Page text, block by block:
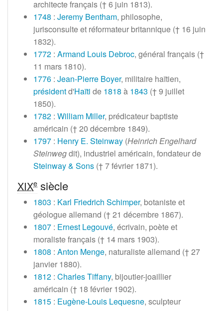
architecte français (†6 juin 1813).
1748 : Jeremy Bentham, philosophe,
jurisconsulte et réformateur britannique († 16 juin
1832).
1772 : Armand Louis Debroc, général français (†
11 mars 1810).
1776 : Jean-Pierre Boyer, militaire haïtien,
présidentd'Haïti de 1818 à 1843 (†9 juillet
1850).
1782 : William Miller, prédicateur baptiste
américain (†20 décembre 1849).
1797 : Henry E. Steinway (Heinrich Engelhard
Steinwegdit), industriel américain, fondateur de
Steinway & Sons (†7 février 1871).
XIXe siècle
1803 : Karl Friedrich Schimper, botaniste et
géologue allemand (†21 décembre 1867).
1807 : Ernest Legouvé, écrivain, poète et
moraliste français († 14 mars 1903).
1808 : Anton Menge, naturaliste allemand (†27
janvier 1880).
1812 : Charles Tiffany, bijoutier-joaillier
américain († 18 février 1902).
1815 : Eugène-Louis Lequesne, sculpteur